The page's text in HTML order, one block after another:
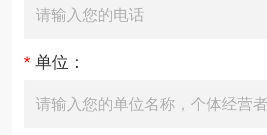
* 单位：